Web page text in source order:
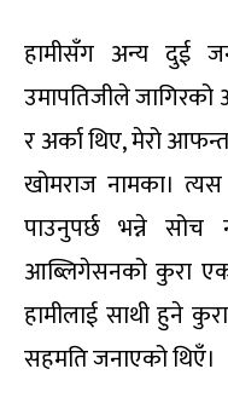
हामीसँग अन्य दुई
उमापतिजीले जागिरको
र अर्का थिए, मेरो
खोमराज नामका।
पाउनुपर्छ भन्ने
आब्लिगेसनको कुरा
हामीलाई साथी हुने
सहमति जनाएको थिएँ।